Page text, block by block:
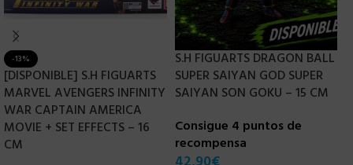
-13%
[DISPONIBLE] S.H FIGUARTS
MARVEL AVENGERS INFINITY
WAR CAPTAIN AMERICA
MOVIE + SET EFFECTS – 16
CM
S.H FIGUARTS DRAGON BALL
SUPER SAIYAN GOD SUPER
SAIYAN SON GOKU – 15 CM
Consigue 4 puntos de
recompensa